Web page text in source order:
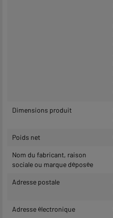
Dimensions produit
Poids net
Nom du fabricant, raison
sociale ou marque déposée
Adresse postale
Adresse électronique